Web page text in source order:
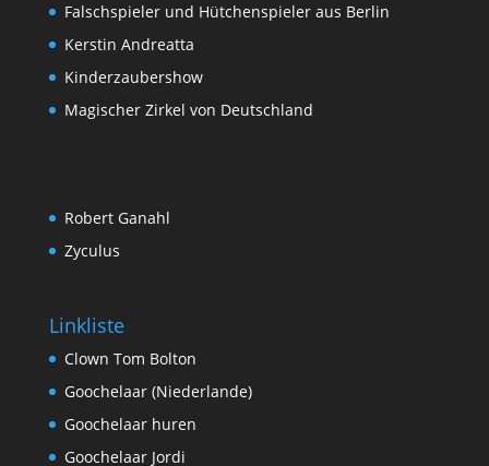
Falschspieler und Hütchenspieler aus Berlin
Kerstin Andreatta
Kinderzaubershow
Magischer Zirkel von Deutschland
Robert Ganahl
Zyculus
Linkliste
Clown Tom Bolton
Goochelaar (Niederlande)
Goochelaar huren
Goochelaar Jordi